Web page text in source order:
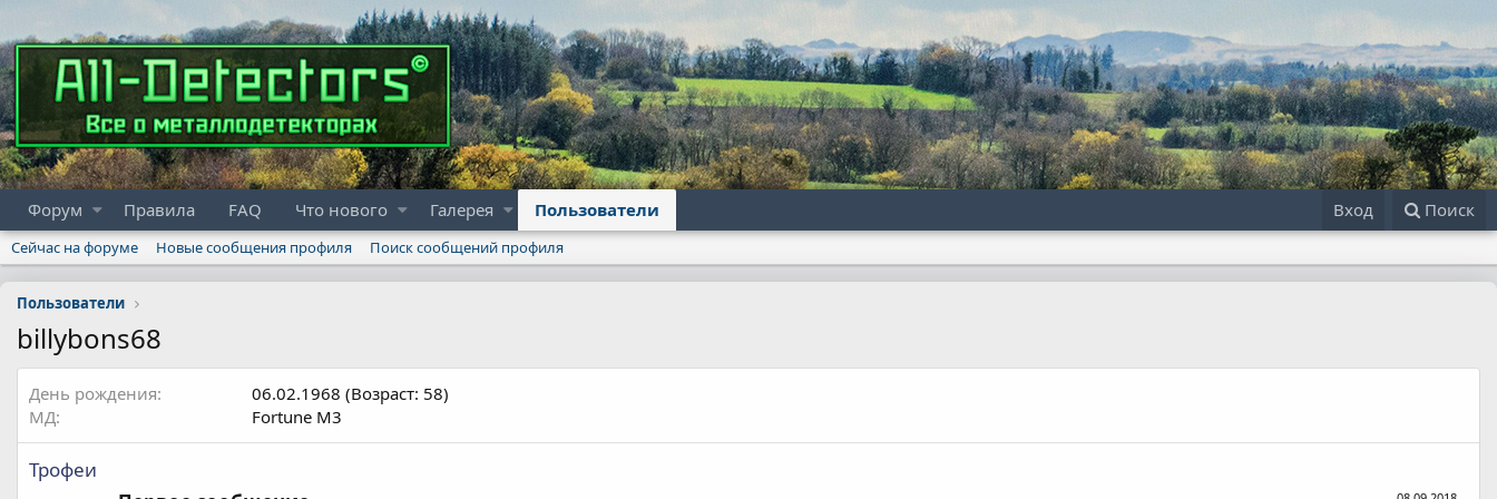
Форум Правила FAQ Что нового Галерея Пользователи Вход Поиск
Сейчас на форуме Новые сообщения профиля Поиск сообщений профиля
Пользователи
billybons68
День рождения
06.02.1968 (Возраст: 58)
МД
Fortune M3
Трофеи